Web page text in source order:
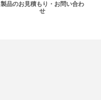
製品のお見積もり・お問い合わ
せ